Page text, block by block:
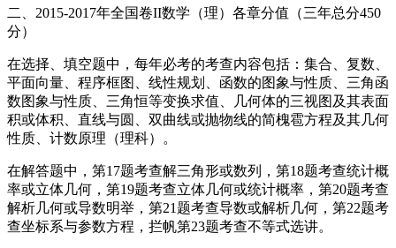
二、2015-2017年全国卷II数学（理）各章分值（三年总分450
分）
在选择、填空题中，每年必考的考查内容包括：集合、复数、
平面向量、程序框图、线性规划、函数的图象与性质、三角函
数图象与性质、三角恒等变换求值、几何体的三视图及其表面
积或体积、直线与圆、双曲线或抛物线的简槐雹方程及其几何
性质、计数原理（理科）。
在解答题中，第17题考查解三角形或数列，第18题考查统计概
率或立体几何，第19题考查立体几何或统计概率，第20题考查
解析几何或导数明举，第21题考查导数或解析几何，第22题考
查坐标系与参数方程，拦帆第23题考查不等式选讲。